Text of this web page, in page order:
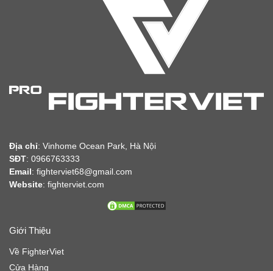
Địa chỉ: Vinhome Ocean Park, Hà Nội
SĐT: 0966763333
Email: fighterviet68@gmail.com
Website: fighterviet.com
Giới Thiệu
Về FighterViet
Cửa Hàng